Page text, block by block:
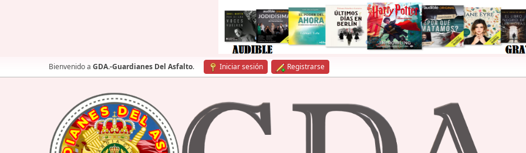
Bienvenido a GDA.-Guardianes Del Asfalto. Iniciar sesión Registrarse